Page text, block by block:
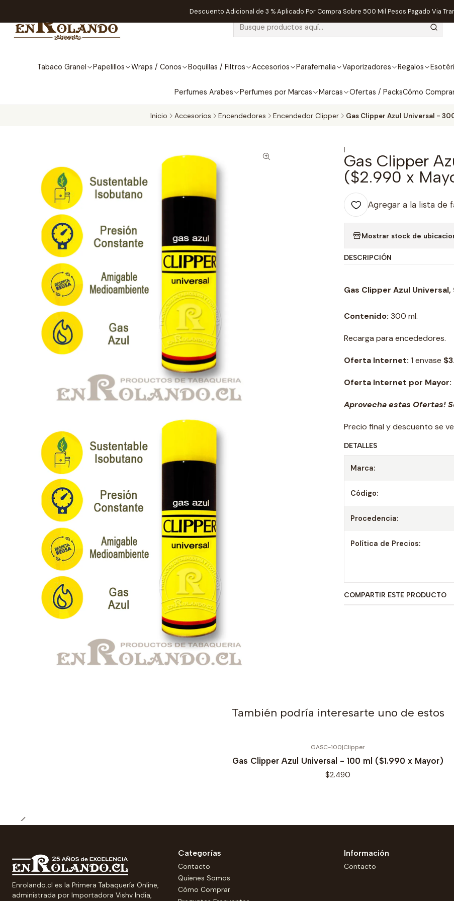
Tabaco Granel Papelillos Wraps / Conos Boquillas / Filtros Accesorios Parafernalia Vaporizadores Regalos
Perfumes Arabes Perfumes por Marcas Marcas Ofertas / PacksCómo
Descuento Adicional de 3 % Aplicado Por Compra Sobre 500 Mil Pesos Pagado Via
Inicio Accesorios Encendedores Encendedor Clipper Gas Clipper Azul Universal -
|
Gas Clipper
($2.990 x
Agregar a la lista de
Mostrar stock de
DESCRIPCIÓN
Gas Clipper Azul
Contenido: 300 ml.
Recarga para encededores.
Oferta Internet: 1 envase
Oferta Internet por Mayor:
Aprovecha estas Ofertas!
Precio final y descuento se
DETALLES
Marca:
Código:
Procedencia:
Política de Precios:
COMPARTIR ESTE PRODUCTO
También podría interesarte uno de estos
GASC-100|Clipper
Gas Clipper Azul Universal - 100 ml ($1.990 x Mayor)
$2.490
Enrolando.cl es la Primera Tabaquería Online,
administrada por Importadora Vishv India,
Categorías
Contacto
Quienes Somos
Cómo Comprar
Información
Contacto